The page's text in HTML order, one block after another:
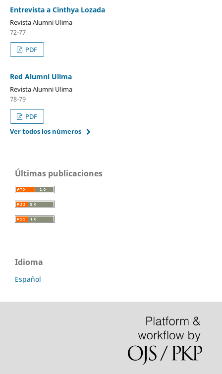
Entrevista a Cinthya Lozada
Revista Alumni Ulima
72-77
PDF
Red Alumni Ulima
Revista Alumni Ulima
78-79
PDF
Ver todos los números
Últimas publicaciones
Idioma
Español